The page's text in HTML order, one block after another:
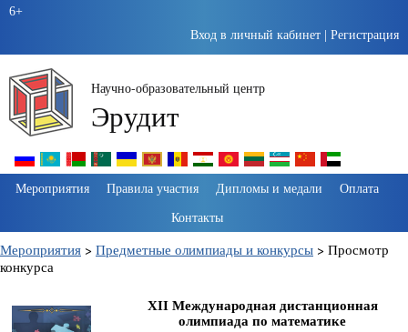
6+
Вход в личный кабинет
Регистрация
Научно-образовательный центр
Эрудит
Пропустить
навигацию
Мероприятия Правила участия Дипломы и медали
Оплата
Контакты
Мероприятия > Предметные олимпиады и конкурсы > Просмотр
конкурса
XII Международная дистанционная
олимпиада по математике